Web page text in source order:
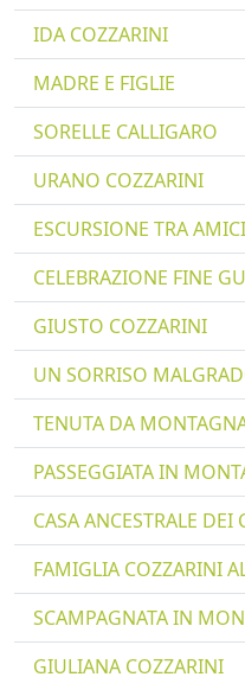
IDA COZZARINI
MADRE E FIGLIE
SORELLE CALLIGARO
URANO COZZARINI
ESCURSIONE TRA AMICI
CELEBRAZIONE FINE
GIUSTO COZZARINI
UN SORRISO
TENUTA DA
PASSEGGIATA IN
CASA ANCESTRALE DEI
FAMIGLIA COZZARINI
SCAMPAGNATA IN
GIULIANA COZZARINI